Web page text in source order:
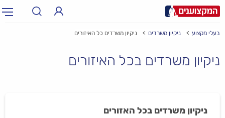
בעלי מקצוע ניקיון משרדים ניקיון משרדים כל האיזורים
ניקיון משרדים בכל האיזורים
ניקיון משרדים בכל האזורים